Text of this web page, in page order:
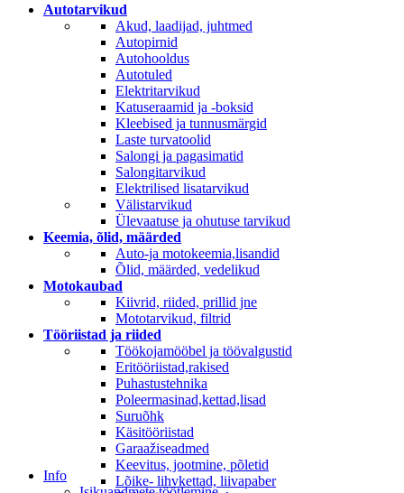
Autotarvikud
Akud, laadijad, juhtmed
Autopirnid
Autohooldus
Autotuled
Elektritarvikud
Katuseraamid ja -boksid
Kleebised ja tunnusmärgid
Laste turvatoolid
Salongi ja pagasimatid
Salongitarvikud
Elektrilised lisatarvikud
Välistarvikud
Ülevaatuse ja ohutuse tarvikud
Keemia, õlid, määrded
Auto-ja motokeemia,lisandid
Õlid, määrded, vedelikud
Motokaubad
Kiivrid, riided, prillid jne
Mototarvikud, filtrid
Tööriistad ja riided
Töökojamööbel ja töövalgustid
Eritööriistad,rakised
Puhastustehnika
Poleermasinad,kettad,lisad
Suruõhk
Käsitööriistad
Garaažiseadmed
Keevitus, jootmine, põletid
Lõike- lihvkettad, liivapaber
Info